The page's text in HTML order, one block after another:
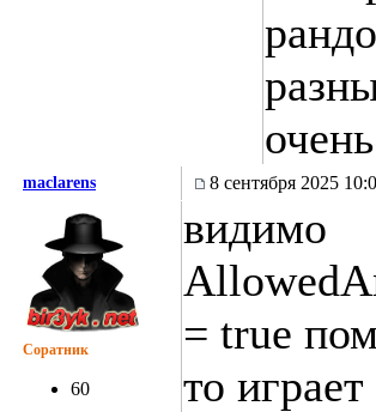
maclarens 8 сентября 2025
Соратник
60
видимо
= true
то